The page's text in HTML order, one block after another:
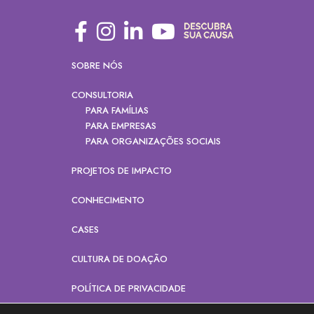
SOBRE NÓS
CONSULTORIA
PARA FAMÍLIAS
PARA EMPRESAS
PARA ORGANIZAÇÕES SOCIAIS
PROJETOS DE IMPACTO
CONHECIMENTO
CASES
CULTURA DE DOAÇÃO
POLÍTICA DE PRIVACIDADE